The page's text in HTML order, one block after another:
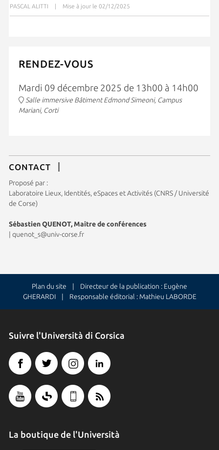
PASCAL ALITTI | Mise à jour le 02/12/2025
RENDEZ-VOUS
Mardi 09 décembre 2025 de 13h00 à 14h00
Salle immersive Bâtiment Edmond Simeoni, Campus
Mariani, Corti
CONTACT
Proposé par :
Laboratoire Lieux, Identités, eSpaces et Activités (CNRS / Université
de Corse)
Sébastien QUENOT, Maitre de conférences
quenot_s@univ-corse.fr
Plan du site | Directeur de la publication : Eugène
GHERARDI | Responsable éditorial : Mathieu LABORDE
Suivre l'Università di Corsica
La boutique de l'Università